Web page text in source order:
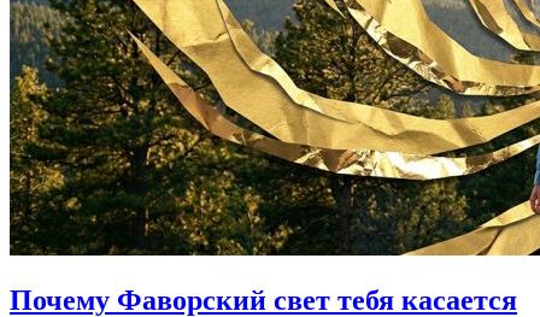
Почему Фаворский свет тебя касается